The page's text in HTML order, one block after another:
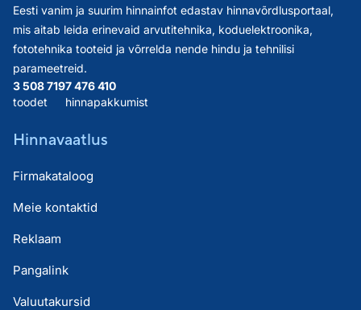
Eesti vanim ja suurim hinnainfot edastav hinnavõrdlusportaal,
mis aitab leida erinevaid arvutitehnika, koduelektroonika,
fototehnika tooteid ja võrrelda nende hindu ja tehnilisi
parameetreid.
3 508 719
toodet
7 476 410
hinnapakkumist
Hinnavaatlus
Firmakataloog
Meie kontaktid
Reklaam
Pangalink
Valuutakursid